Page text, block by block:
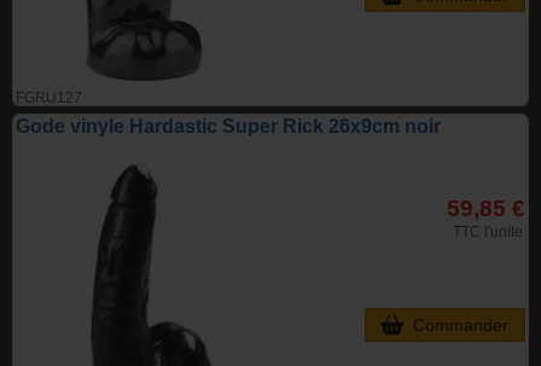
FGRU127
Gode vinyle Hardastic Super Rick 26x9cm noir
59,85 €
TTC l'unite
Commander